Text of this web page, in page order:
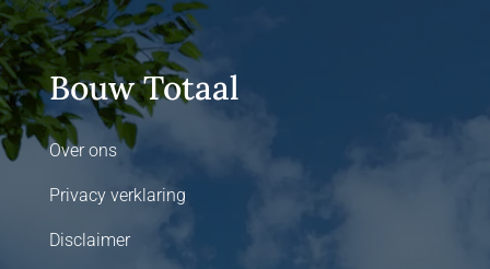
Bouw Totaal
Over ons
Privacy verklaring
Disclaimer